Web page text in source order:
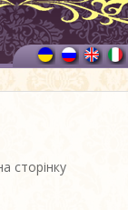
сторінку